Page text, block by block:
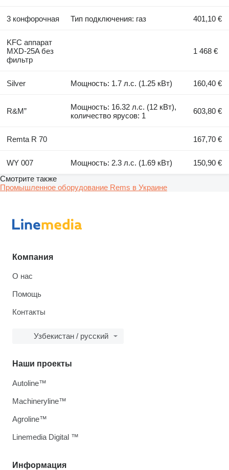
3 конфорочная Тип подключения: газ 401,10 €
KFC аппарат
MXD-25A без
фильтр
1 468 €
Silver Мощность: 1.7 л.с. (1.25 кВт) 160,40 €
R&M”
Мощность: 16.32 л.с. (12 кВт),
количество ярусов: 1
603,80 €
Remta R 70 167,70 €
WY 007 Мощность: 2.3 л.с. (1.69 кВт)
150,90 €
Смотрите также
Промышленное оборудование Rems в Украине
Компания
О нас
Помощь
Контакты
Узбекистан / русский
Информация
Наши проекты
Autoline™
Machineryline™
Agroline™
Linemedia Digital ™